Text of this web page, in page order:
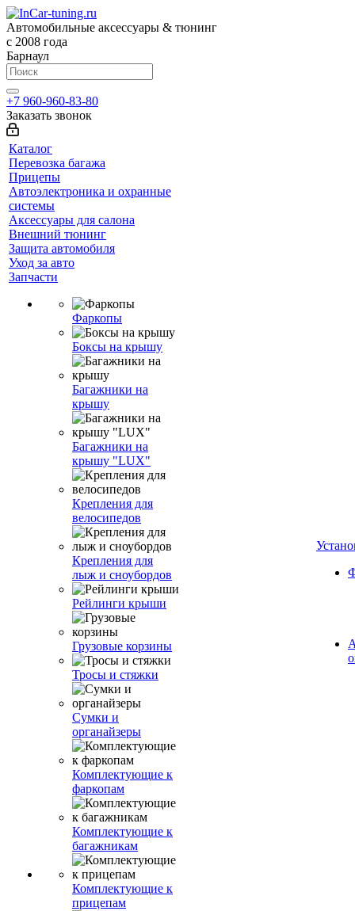
Автомобильные аксессуары & тюнинг
с 2008 года
Барнаул
+7 960-960-83-80
Заказать звонок
Каталог
Перевозка багажа
Прицепы
Автоэлектроника и охранные
системы
Аксессуары для салона
Внешний тюнинг
Защита автомобиля
Уход за авто
Запчасти
Фаркопы
Боксы на крышу
Багажники на
крышу
Багажники на
крышу "LUX"
Крепления для
велосипедов
Крепления для
лыж и сноубордов
Рейлинги крыши
Грузовые корзины
Тросы и стяжки
Сумки и
органайзеры
Комплектующие к
фаркопам
Комплектующие к
багажникам
Комплектующие к
прицепам